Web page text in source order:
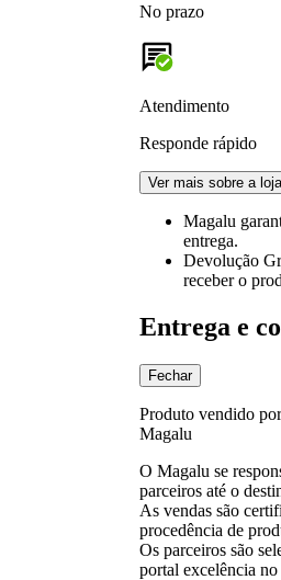
No prazo
Atendimento
Responde rápido
Ver mais sobre a loja
Magalu
entrega.
Devolução
receber o
Entrega e
Fechar
Produto vendido
Magalu
O Magalu se
parceiros até o
As vendas são
procedência de
Os parceiros são
portal excelência